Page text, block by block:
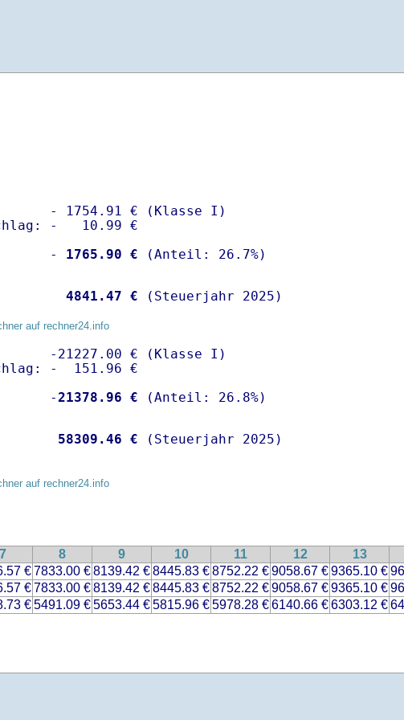
- 1754.91 € (Klasse I)
-   10.99 €
-
1765.90 €
4841.47 € (Steuerjahr 2025)
auf rechner24.info
-21227.00 € (Klasse I)
-  151.96 €
-21378.96 €
58309.46 € (Steuerjahr 2025)
auf rechner24.info
7 8 9 10 11 12
13
€7833.00 €8139.42 €8445.83 €8752.22 €9058.67 €9365.10 €
€7833.00 €8139.42 €8445.83 €8752.22 €9058.67 €9365.10 €
€5491.09 €5653.44 €5815.96 €5978.28 €6140.66 €6303.12 €